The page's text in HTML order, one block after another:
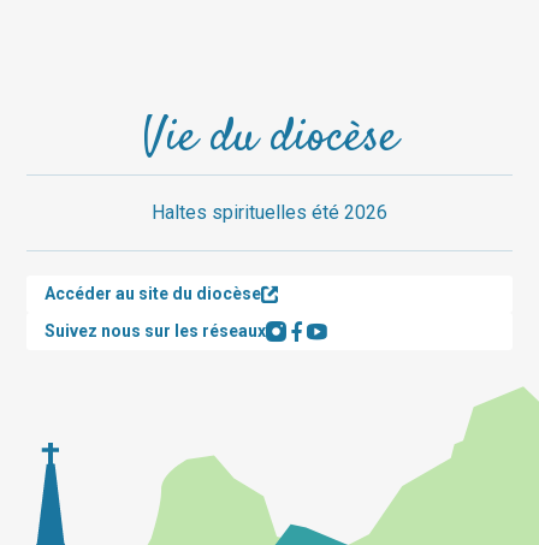
Vie du diocèse
Haltes spirituelles été 2026
Accéder au site du diocèse
Suivez nous sur les réseaux